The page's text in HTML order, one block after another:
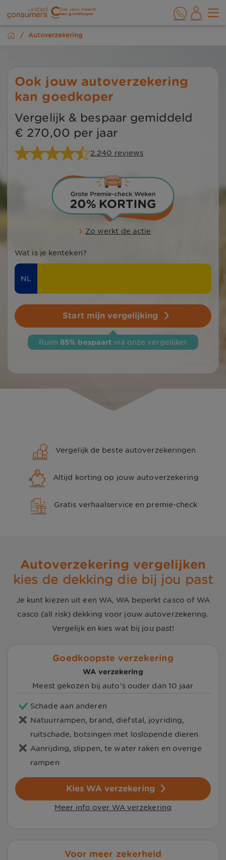
Ook jouw maand
kan goedkoper
Autoverzekering
Ook jouw autoverzekering
kan goedkoper
Vergelijk & bespaar gemiddeld
€ 270,00 per jaar
2.240 reviews
Zo werkt de actie
Wat is je kenteken?
NL
Start mijn vergelijking
Ruim 85% bespaart via onze vergelijker
Vergelijk de beste autoverzekeringen
Altijd korting op jouw autoverzekering
Gratis verhaalservice en premie-check
Autoverzekering vergelijken
kies de dekking die bij jou past
Je kunt kiezen uit een WA, WA beperkt casco of WA
casco (all risk) dekking voor jouw autoverzekering.
Vergelijk en kies wat bij jou past!
Goedkoopste verzekering
WA verzekering
Meest gekozen bij auto’s ouder dan 10 jaar
Schade aan anderen
Natuurrampen, brand, diefstal, joyriding,
ruitschade, botsingen met loslopende dieren
Aanrijding, slippen, te water raken en overige
rampen
Kies WA verzekering
Meer info over WA verzekering
Voor meer zekerheid